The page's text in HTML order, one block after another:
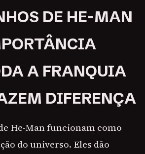
DE HE-MAN
A FRANQUIA
DIFERENÇA
He-Man funcionam como
do universo. Eles dão